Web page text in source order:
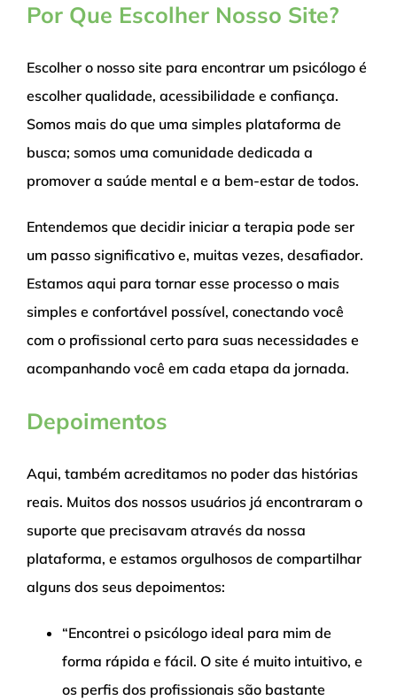
Por Que Escolher Nosso Site?
Escolher o nosso site para encontrar um psicólogo é
escolher qualidade, acessibilidade e confiança.
Somos mais do que uma simples plataforma de
busca; somos uma comunidade dedicada a
promover a saúde mental e a bem-estar de todos.
Entendemos que decidir iniciar a terapia pode ser
um passo significativo e, muitas vezes, desafiador.
Estamos aqui para tornar esse processo o mais
simples e confortável possível, conectando você
com o profissional certo para suas necessidades e
acompanhando você em cada etapa da jornada.
Depoimentos
Aqui, também acreditamos no poder das histórias
reais. Muitos dos nossos usuários já encontraram o
suporte que precisavam através da nossa
plataforma, e estamos orgulhosos de compartilhar
alguns dos seus depoimentos:
“Encontrei o psicólogo ideal para mim de
forma rápida e fácil. O site é muito intuitivo, e
os perfis dos profissionais são bastante